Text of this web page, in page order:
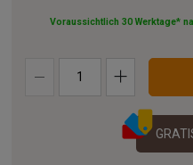
Voraussichtlich 30 Werktage*